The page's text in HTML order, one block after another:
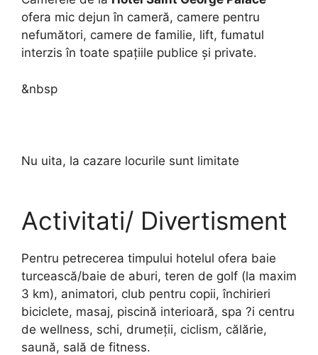
ofera mic dejun în cameră, camere pentru
nefumători, camere de familie, lift, fumatul
interzis în toate spaţiile publice şi private.
&nbsp
Nu uita, la cazare locurile sunt limitate
Activitati/ Divertisment
Pentru petrecerea timpului hotelul ofera baie
turcească/baie de aburi, teren de golf (la maxim
3 km), animatori, club pentru copii, închirieri
biciclete, masaj, piscină interioară, spa ?i centru
de wellness, schi, drumeţii, ciclism, călărie,
saună, sală de fitness.